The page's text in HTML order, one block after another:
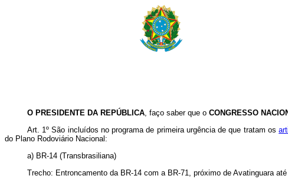
O PRESIDENTE DA REPÚBLICA, faço saber que o CONGRESSO
Art. 1º São incluídos no programa de primeira urgência de que tratam os
do Plano Rodoviário Nacional:
a) BR-14 (Transbrasiliana)
Trecho: Entroncamento da BR-14 com a BR-71, próximo de Avatinguara